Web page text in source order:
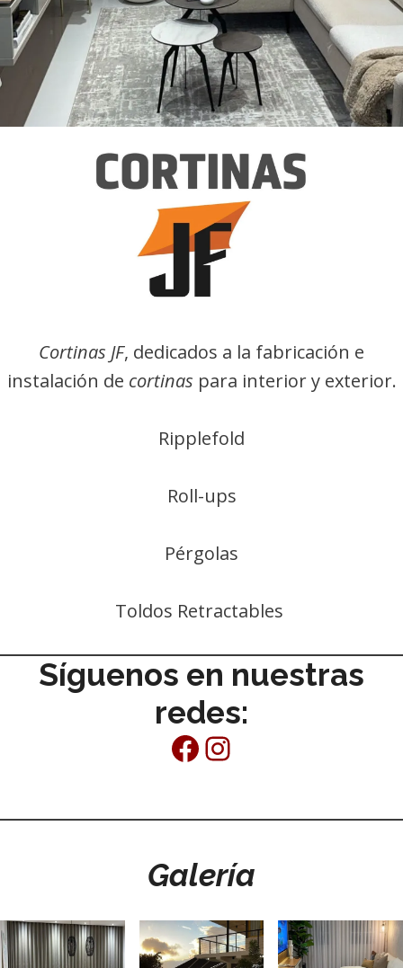
Cortinas JF, dedicados a la fabricación e
instalación de cortinas para interior y exterior.
Ripplefold
Roll-ups
Pérgolas
Toldos Retractables
Síguenos en nuestras
redes:
Facebook
Instagram
Galería